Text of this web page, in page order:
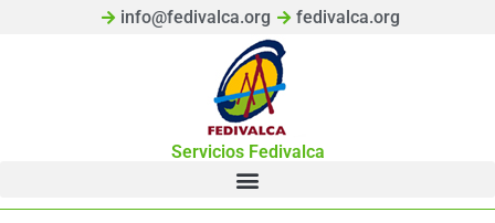
info@fedivalca.org fedivalca.org
Servicios Fedivalca